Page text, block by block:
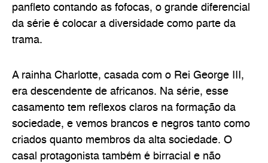
panfleto contando as fofocas, o grande diferencial
da série é colocar a diversidade como parte da
trama.
A rainha Charlotte, casada com o Rei George III,
era descendente de africanos. Na série, esse
casamento tem reflexos claros na formação da
sociedade, e vemos brancos e negros tanto como
criados quanto membros da alta sociedade. O
casal protagonista também é birracial e não